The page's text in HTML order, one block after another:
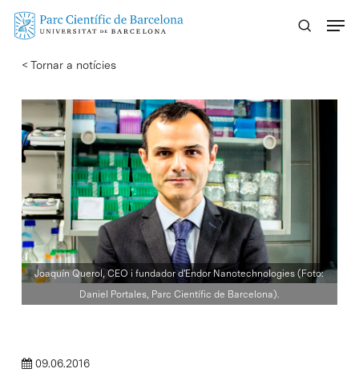
Skip
content
< Tornar a notícies
Joaquín Querol, CEO i fundador d'Endor Nanotechnologies (Foto:
Daniel Portales, Parc Científic de Barcelona).
09.06.2016